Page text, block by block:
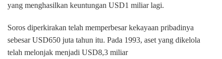
yang menghasilkan keuntungan USD1 miliar lagi.
Soros diperkirakan telah memperbesar kekayaan pribadinya
sebesar USD650 juta tahun itu. Pada 1993, aset yang dikelola
telah melonjak menjadi USD8,3 miliar